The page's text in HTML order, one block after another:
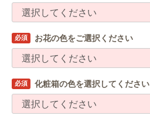
必須 お花の色をご選択ください
必須 化粧箱の色を選択してください